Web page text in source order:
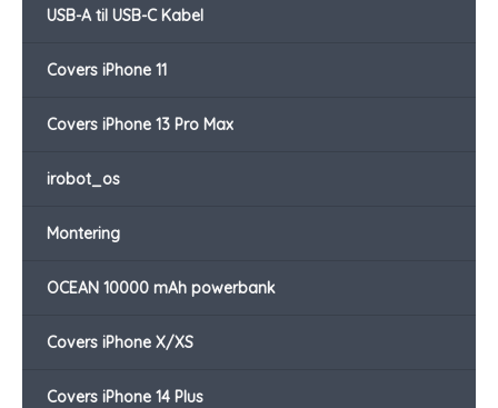
USB-A til USB-C Kabel
Covers iPhone 11
Covers iPhone 13 Pro Max
irobot_os
Montering
OCEAN 10000 mAh powerbank
Covers iPhone X/XS
Covers iPhone 14 Plus